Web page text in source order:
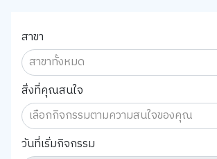
สาขา
สิ่งที่คุณสนใจ
วันที่เริ่มกิจกรรม